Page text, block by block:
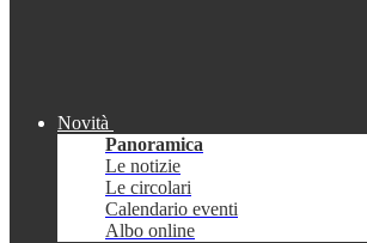
Novità
Panoramica
Le notizie
Le circolari
Calendario eventi
Albo online